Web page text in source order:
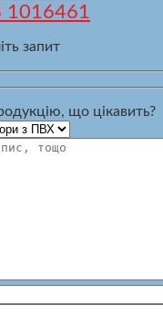
1016461
запит
що цікавить?